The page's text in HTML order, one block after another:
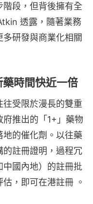
階段，但背後擁有全
透露，隨著業務
研發與商業化相關
藥時間快近一倍
受限於漫長的雙重
推出的「1+」藥物
的催化劑。以往藥
的註冊證明，過程冗
中國內地）的註冊批
，即可在港註冊 。